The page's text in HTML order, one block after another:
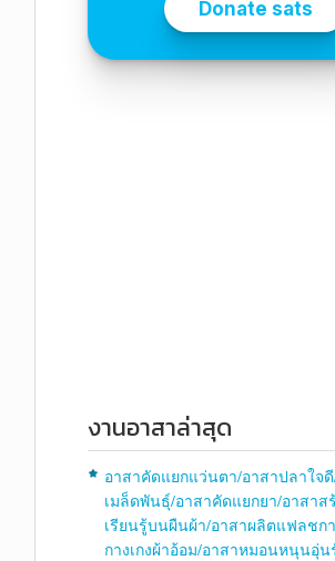
งานอาสาล่าสุด
อาสาคัดแยกแว่นตา/อาสาปลาใจ
เมล็ดพันธุ์/อาสาคัดแยกยา/อาสาส
เรียนรู้บนผืนผ้า/อาสาผลิตแฟลชก
กางเกงผ้าอ้อม/อาสาหมอนหนุนอุ่น